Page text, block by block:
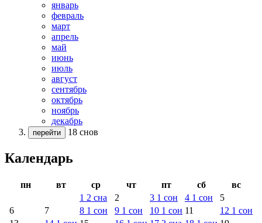
январь
февраль
март
апрель
май
июнь
июль
август
сентябрь
октябрь
ноябрь
декабрь
перейти 18 снов
Календарь
пн вт ср чт пт сб
вс
1 2 сна 2 3 1 сон 4 1 сон
5
6
7 8 1 сон 9 1 сон 10 1 сон 11 12 1 сон